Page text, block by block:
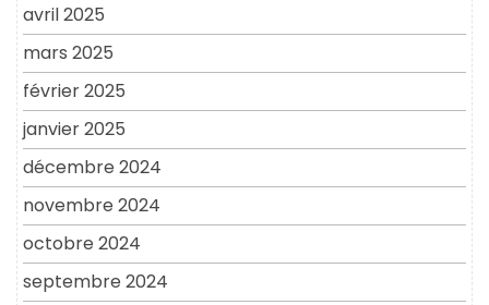
avril 2025
mars 2025
février 2025
janvier 2025
décembre 2024
novembre 2024
octobre 2024
septembre 2024